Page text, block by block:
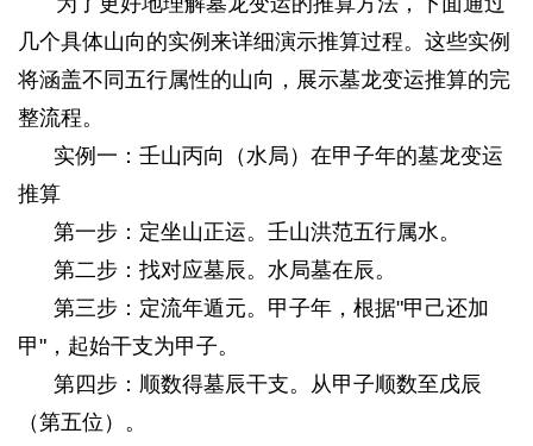
几个具体山向的实例来详细演示推算过程。这些实例
将涵盖不同五行属性的山向，展示墓龙变运推算的完
整流程。
实例一：壬山丙向（水局）在甲子年的墓龙变运
推算
第一步：定坐山正运。壬山洪范五行属水。
第二步：找对应墓辰。水局墓在辰。
第三步：定流年遁元。甲子年，根据"甲己还加
甲"，起始干支为甲子。
第四步：顺数得墓辰干支。从甲子顺数至戊辰
（第五位）。